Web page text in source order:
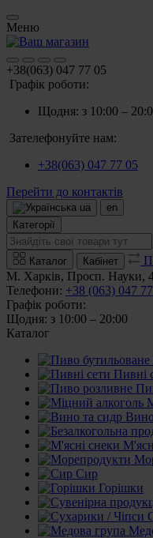
Меню
+38(063) 047 77 05
Графік роботи:
Щодня: з 10:00 –
Зателефонуйте нам:
+38(063) 047 77 05
Перейти до контактів
ua
en
Категорії
Каталог Кабінет
М. Харків, Просп. Науки,
Телефони: +38 (063) 047
Графік роботи:
Щодня: з 10:00 – 20:00
Каталог
Пивні
Сир
Горішки